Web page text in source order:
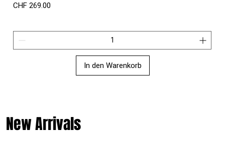
New Arrivals
Preis
CHF 269.00
In den Warenkorb